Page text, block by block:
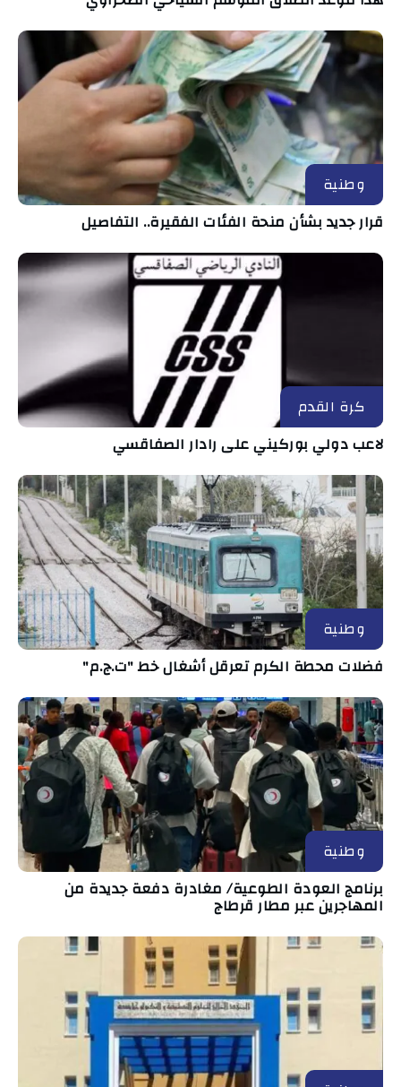
وطنية
قرار جديد بشأن منحة الفئات الفقيرة.. التفاصيل
كرة القدم
لاعب دولي بوركيني على رادار الصفاقسي
وطنية
فضلات محطة الكرم تعرقل أشغال خط "ت.ج.م"
وطنية
برنامج العودة الطوعية/ مغادرة دفعة جديدة من
المهاجرين عبر مطار قرطاج